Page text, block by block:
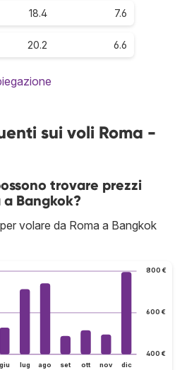
18.4 7.6
20.2 6.6
sui voli Roma -
trovare prezzi
a Bangkok?
volare da Roma a Bangkok
400 €
600 €
800 €
giu lug ago set ott nov dic